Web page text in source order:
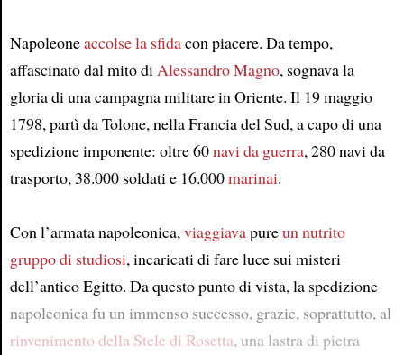
Napoleoneaccolse la sfidacon piacere. Da tempo,
affascinato dal mito diAlessandro Magno, sognava la
gloria di una campagna militare in Oriente. Il 19 maggio
1798, partì da Tolone, nella Francia del Sud, a capo di una
spedizione imponente: oltre 60navi da guerra, 280 navi da
trasporto, 38.000 soldati e 16.000marinai.
Con l’armata napoleonica,viaggiavapureun nutrito
gruppo di studiosi, incaricati di fare luce sui misteri
dell’antico Egitto. Da questo punto di vista, la spedizione
napoleonica fu un immenso successo, grazie, soprattutto, al
rinvenimento della Stele di Rosetta, una lastra di pietra